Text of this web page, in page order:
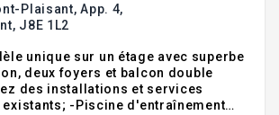
Plaisant, App. 4,
J8E 1L2
unique sur un étage avec superbe
deux foyers et balcon double
des installations et services
d'entraînement